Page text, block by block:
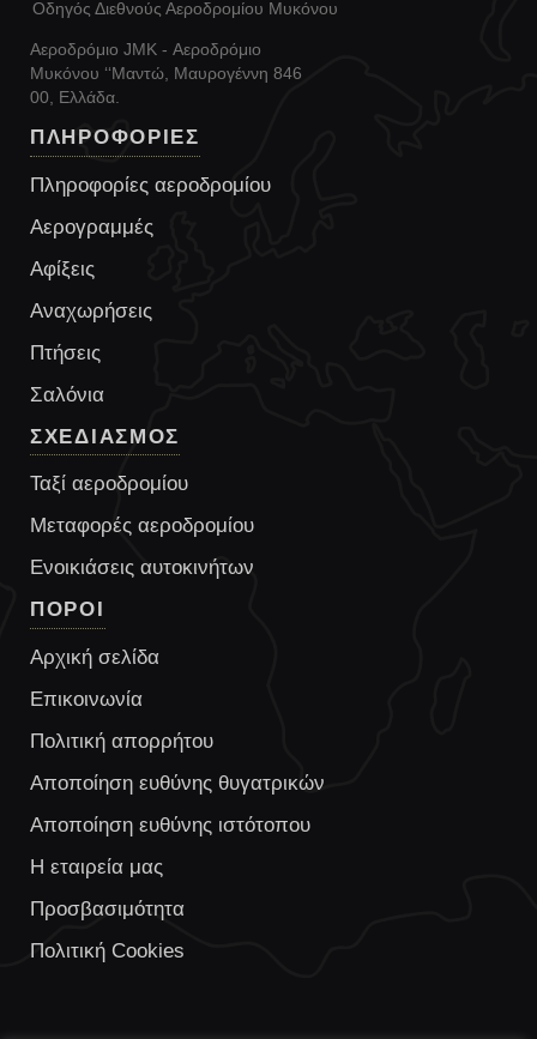
Οδηγός Διεθνούς Αεροδρομίου Μυκόνου
Αεροδρόμιο JMK - Αεροδρόμιο
Μυκόνου ‘‘Μαντώ, Μαυρογέννη 846
00, Ελλάδα.
ΠΛΗΡΟΦΟΡΙΕΣ
Πληροφορίες αεροδρομίου
Αερογραμμές
Αφίξεις
Αναχωρήσεις
Πτήσεις
Σαλόνια
ΣΧΕΔΙΑΣΜΟΣ
Ταξί αεροδρομίου
Μεταφορές αεροδρομίου
Ενοικιάσεις αυτοκινήτων
ΠΟΡΟΙ
Αρχική σελίδα
Επικοινωνία
Πολιτική απορρήτου
Αποποίηση ευθύνης θυγατρικών
Αποποίηση ευθύνης ιστότοπου
Η εταιρεία μας
Προσβασιμότητα
Πολιτική Cookies